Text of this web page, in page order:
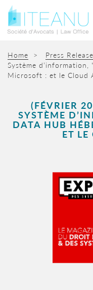
Home > Press Release
Système
Microsoft : et le Cloud
(FÉVRIER
SYSTÈME
DATA HUB
ET LE